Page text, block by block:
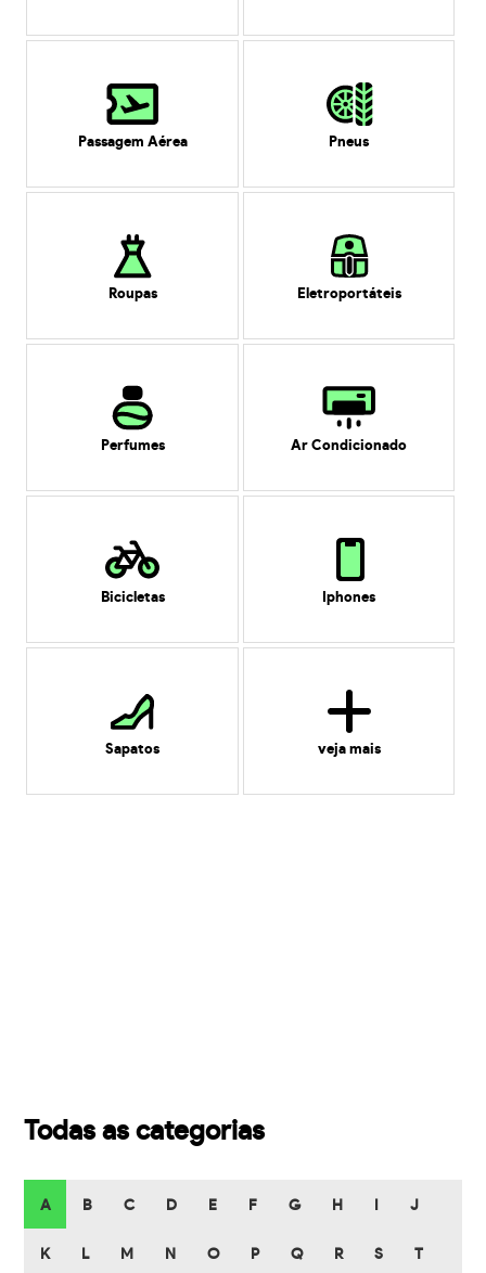
Passagem Aérea Pneus
Roupas Eletroportáteis
Perfumes Ar Condicionado
Bicicletas Iphones
Sapatos veja mais
Todas as categorias
A B C D E F G H J
K L M N O P Q R S T